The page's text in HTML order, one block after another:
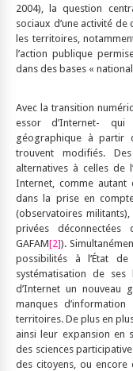
2004), la question
sociaux d’une activité
les territoires,
l’action publique
dans des bases «
Avec la transition
essor d’Internet-
géographique à partir
trouvent modifiés.
alternatives à celles de
Internet, comme autant
dans la prise en
(observatoires
privées déconnectées
GAFAM[2]).
possibilités à l’État
systématisation de
d’Internet un nouveau
manques
territoires. De plus en
ainsi leur expansion en
des sciences
des citoyens, ou